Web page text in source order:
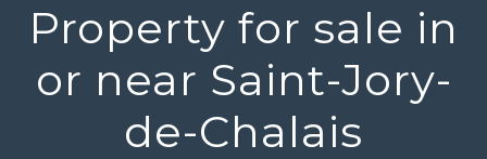
Property for sale in
or near Saint-Jory-
de-Chalais